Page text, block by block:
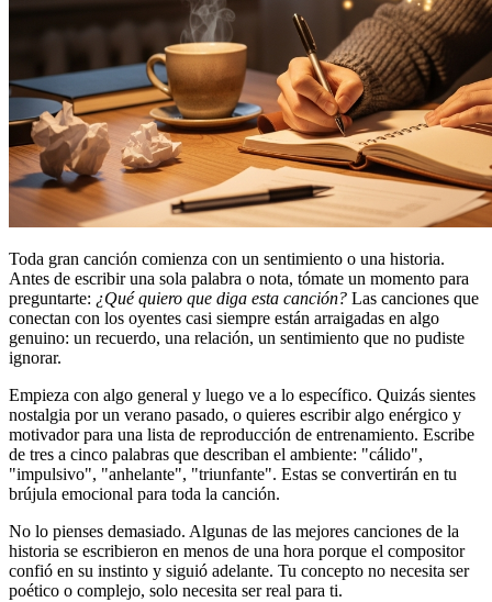
Toda gran canción comienza con un sentimiento o una historia.
Antes de escribir una sola palabra o nota, tómate un momento para
preguntarte: ¿Qué quiero que diga esta canción? Las canciones que
conectan con los oyentes casi siempre están arraigadas en algo
genuino: un recuerdo, una relación, un sentimiento que no pudiste
ignorar.
Empieza con algo general y luego ve a lo específico. Quizás sientes
nostalgia por un verano pasado, o quieres escribir algo enérgico y
motivador para una lista de reproducción de entrenamiento. Escribe
de tres a cinco palabras que describan el ambiente: "cálido",
"impulsivo", "anhelante", "triunfante". Estas se convertirán en tu
brújula emocional para toda la canción.
No lo pienses demasiado. Algunas de las mejores canciones de la
historia se escribieron en menos de una hora porque el compositor
confió en su instinto y siguió adelante. Tu concepto no necesita ser
poético o complejo, solo necesita ser real para ti.